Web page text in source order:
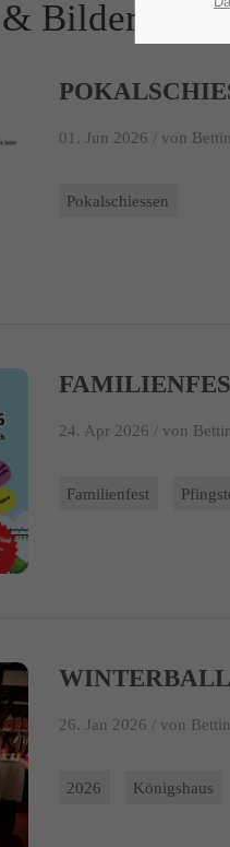
Bilder
01. Jun 2026 / von
Pokalschiessen
24. Apr 2026 / von
Familienfest
WINTERBALL
26. Jan 2026 / von
2026 Königshaus